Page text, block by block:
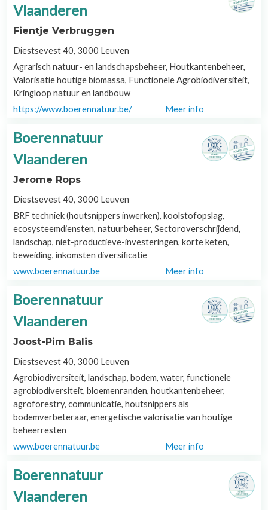
Vlaanderen
Fientje Verbruggen
Diestsevest 40, 3000 Leuven
Agrarisch natuur- en landschapsbeheer, Houtkantenbeheer,
Valorisatie houtige biomassa, Functionele Agrobiodiversiteit,
Kringloop natuur en landbouw
https://www.boerennatuur.be/
Meer info
Boerennatuur
Vlaanderen
Jerome Rops
Diestsevest 40, 3000 Leuven
BRF techniek (houtsnippers inwerken), koolstofopslag,
ecosysteemdiensten, natuurbeheer, Sectoroverschrijdend,
landschap, niet-productieve-investeringen, korte keten,
beweiding, inkomsten diversificatie
www.boerennatuur.be
Meer info
Boerennatuur
Vlaanderen
Joost-Pim Balis
Diestsevest 40, 3000 Leuven
Agrobiodiversiteit, landschap, bodem, water, functionele
agrobiodiversiteit, bloemenranden, houtkantenbeheer,
agroforestry, communicatie, houtsnippers als
bodemverbeteraar, energetische valorisatie van houtige
beheerresten
www.boerennatuur.be
Meer info
Boerennatuur
Vlaanderen